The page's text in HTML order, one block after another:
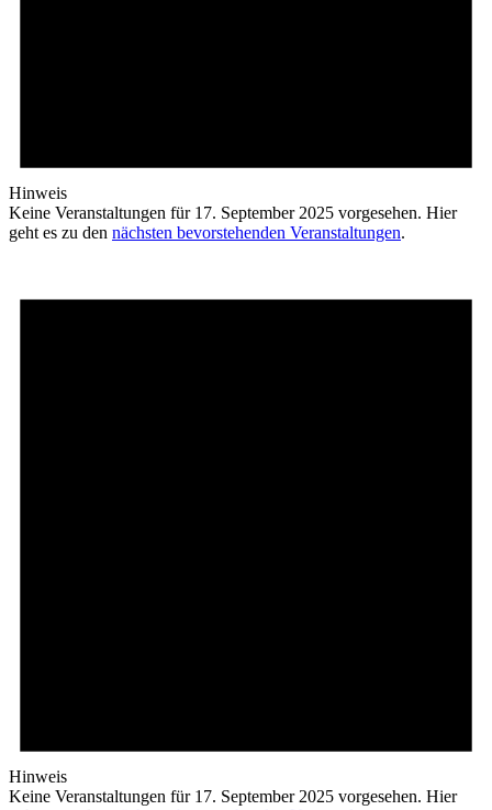
Hinweis
Keine Veranstaltungen für 17. September 2025 vorgesehen. Hier
geht es zu den nächsten bevorstehenden Veranstaltungen.
Hinweis
Keine Veranstaltungen für 17. September 2025 vorgesehen. Hier